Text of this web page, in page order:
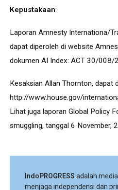
Kepustakaan:
Laporan Amnesty Internationa/
dapat diperoleh di website
dokumen AI Index: ACT 30/008/
Kesaksian Allan Thornton, dapat
http://www.house.gov/
Lihat juga laporan Global Policy
smuggling, tanggal 6 November,
IndoPROGRESS adalah
menjaga independensi dan